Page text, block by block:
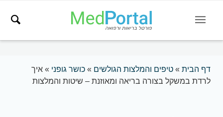
דף הבית» טיפים והמלצות הגולשים » כושר גופני » איך
לרדת במשקל בצורה בריאה ומאוזנת – שיטות והמלצות